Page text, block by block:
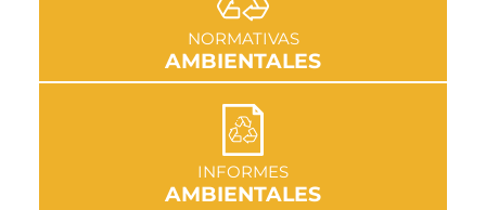
NORMATIVAS
AMBIENTALES
IR A SECCIÓN
INFORMES
AMBIENTALES
IR A SECCIÓN